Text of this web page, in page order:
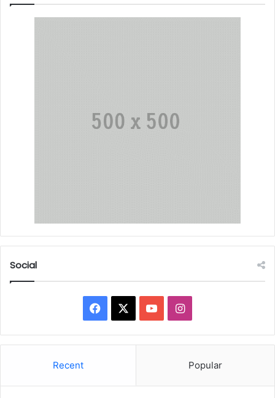
Social
Facebook YouTubeInstagram
Recent Popular